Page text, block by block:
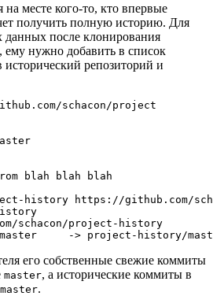
на месте кого-то, кто впервые
получить полную историю. Для
данных после клонирования
ему нужно добавить в список
исторический репозиторий и
schacon/project
blah blah blah
history https://github.com/
schacon/project-history
-
> project-history/
его собственные свежие коммиты
master, а исторические коммиты в
.